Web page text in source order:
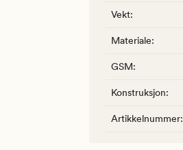
Vekt:
Materiale:
GSM:
Konstruksjon:
Artikkelnummer: